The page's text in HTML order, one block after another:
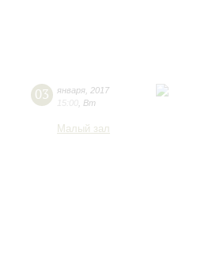
03 января 2017
15:00 Вт
Малый зал